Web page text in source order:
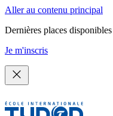
Aller au contenu principal
Dernières places
Je m'inscris